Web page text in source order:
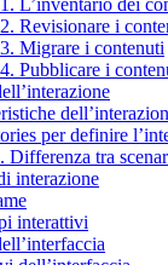
L’inventario dei
Revisionare i
Migrare i contenuti
Pubblicare i
per definire
Differenza tra
interazione
interattivi